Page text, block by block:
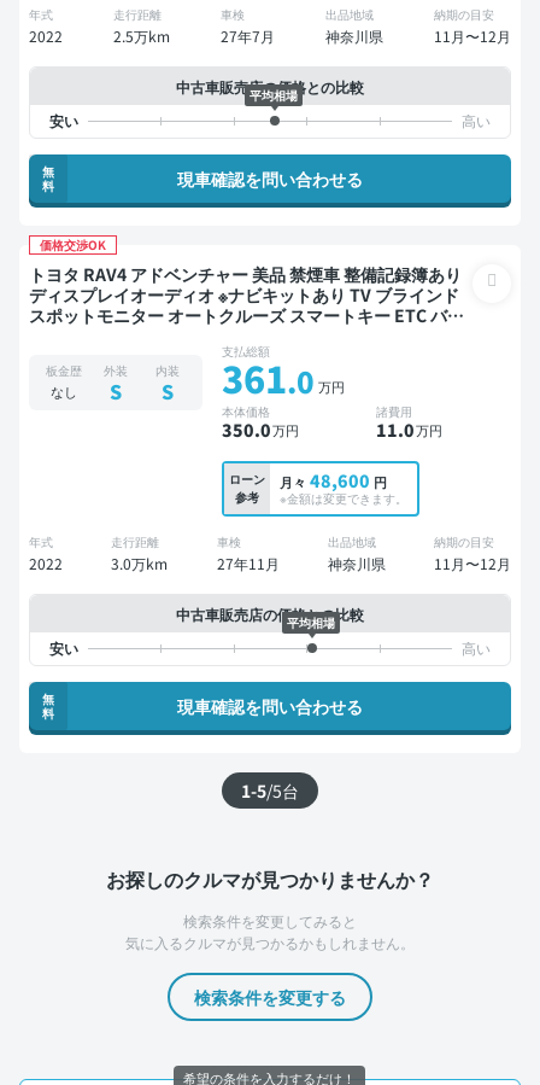
年式
2022
走行距離
2.5万km
車検
27年7月
出品地域
神奈川県
納期の目安
11月〜12月
中古車販売店の価格との比較
平均相場
無
料
現車確認を問い合わせる
価格交渉OK
トヨタ RAV4 アドベンチャー 美品 禁煙車 整備記録簿あり
ディスプレイオーディオ ※ナビキットあり TV ブラインド
スポットモニター オートクルーズ スマートキー ETC バッ
板金歴
なし
外装
S
内装
S
支払総額
361.0 万円
本体価格
350.0万円
諸費用
11.0万円
ローン
参考
月々 48,600 円
※金額は変更できます。
年式
2022
走行距離
3.0万km
車検
27年11月
出品地域
神奈川県
納期の目安
11月〜12月
中古車販売店の価格との比較
平均相場
無
料
現車確認を問い合わせる
1-5/5台
お探しのクルマが見つかりませんか？
検索条件を変更してみると
気に入るクルマが見つかるかもしれません。
検索条件を変更する
希望の条件を入力するだけ！